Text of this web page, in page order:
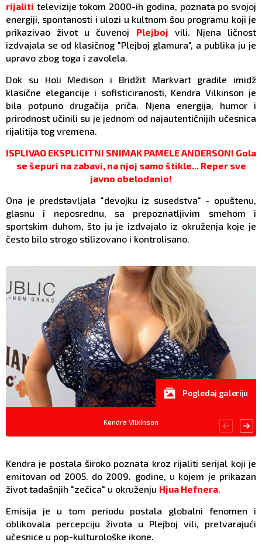
rijaliti televizije tokom 2000-ih godina, poznata po svojoj
energiji, spontanosti i ulozi u kultnom šou programu koji je
prikazivao život u čuvenoj Plejboj vili. Njena ličnost
izdvajala se od klasičnog "Plejboj glamura", a publika ju je
upravo zbog toga i zavolela.
Dok su Holi Medison i Bridžit Markvart gradile imidž
klasične elegancije i sofisticiranosti, Kendra Vilkinson je
bila potpuno drugačija priča. Njena energija, humor i
prirodnost učinili su je jednom od najautentičnijih učesnica
rijalitija tog vremena.
ISPLIVAO EKSPLICITNI SNIMAK PAMELE ANDERSON! Gola
se šepuri na zabavi, na njoj samo štikle... Reper sve
javno obelodanio!
Ona je predstavljala "devojku iz susedstva" - opuštenu,
glasnu i neposrednu, sa prepoznatljivim smehom i
sportskim duhom, što ju je izdvajalo iz okruženja koje je
često bilo strogo stilizovano i kontrolisano.
Kendra Vilkinson
Pogledaj galeriju
Kendra je postala široko poznata kroz rijaliti serijal koji je
emitovan od 2005. do 2009. godine, u kojem je prikazan
život tadašnjih "zečica" u okruženju Hjua Hefnera.
Emisija je u tom periodu postala globalni fenomen i
oblikovala percepciju života u Plejboj vili, pretvarajući
učesnice u pop-kulturološke ikone.